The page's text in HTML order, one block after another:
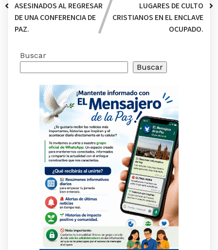
ASESINADOS AL REGRESAR
DE UNA CONFERENCIA DE
PAZ.
LUGARES DE CULTO
CRISTIANOS EN EL ENCLAVE
OCUPADO.
Buscar
Buscar